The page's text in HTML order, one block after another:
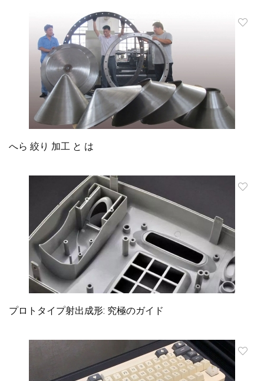
へら 絞り 加工 と は
プロトタイプ射出成形: 究極のガイド